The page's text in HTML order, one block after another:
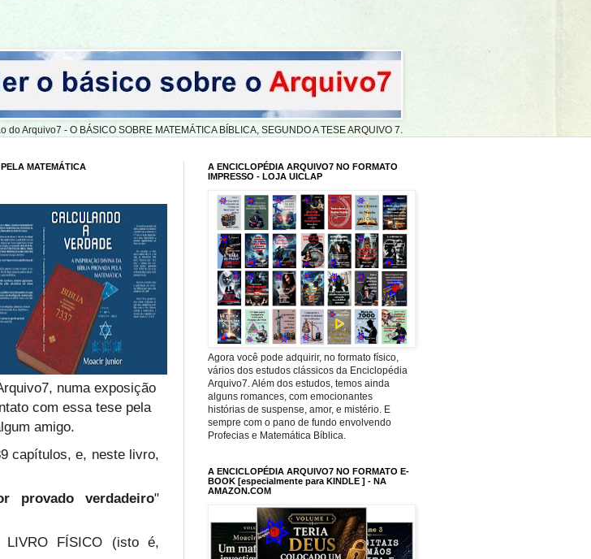
Arquivo7 - O BÁSICO SOBRE MATEMÁTICA BÍBLICA, SEGUNDO A TESE ARQUIVO 7.
MATEMÁTICA
numa exposição
com essa tese pela
amigo.
capítulos, e, neste livro,
provado verdadeiro"
FÍSICO (isto é,
A ENCICLOPÉDIA ARQUIVO7 NO FORMATO
IMPRESSO - LOJA UICLAP
Agora você pode adquirir, no formato físico,
vários dos estudos clássicos da Enciclopédia
Arquivo7. Além dos estudos, temos ainda
alguns romances, com emocionantes
histórias de suspense, amor, e mistério. E
sempre com o pano de fundo envolvendo
Profecias e Matemática Bíblica.
A ENCICLOPÉDIA ARQUIVO7 NO FORMATO E-
BOOK [especialmente para KINDLE ] - NA
AMAZON.COM